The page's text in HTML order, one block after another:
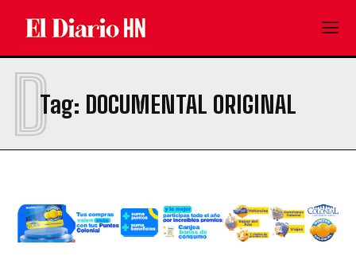
Tag: DOCUMENTAL ORIGINAL
D